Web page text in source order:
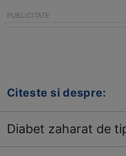
Citeste si despre:
Diabet zaharat de